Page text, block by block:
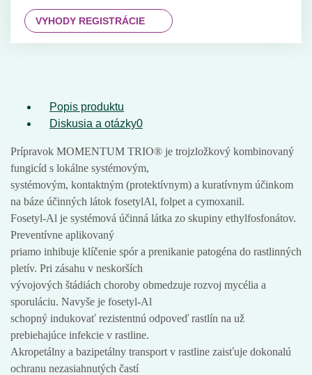
VYHODY REGISTRÁCIE
Popis produktu
Diskusia a otázky0
Prípravok MOMENTUM TRIO® je trojzložkový kombinovaný
fungicíd s lokálne systémovým,
systémovým, kontaktným (protektívnym) a kuratívnym účinkom
na báze účinných látok fosetylAl, folpet a cymoxanil.
Fosetyl-Al je systémová účinná látka zo skupiny ethylfosfonátov.
Preventívne aplikovaný
priamo inhibuje klíčenie spór a prenikanie patogéna do rastlinných
pletív. Pri zásahu v neskorších
vývojových štádiách choroby obmedzuje rozvoj mycélia a
sporuláciu. Navyše je fosetyl-Al
schopný indukovať rezistentnú odpoveď rastlín na už
prebiehajúce infekcie v rastline.
Akropetálny a bazipetálny transport v rastline zaisťuje dokonalú
ochranu nezasiahnutých častí